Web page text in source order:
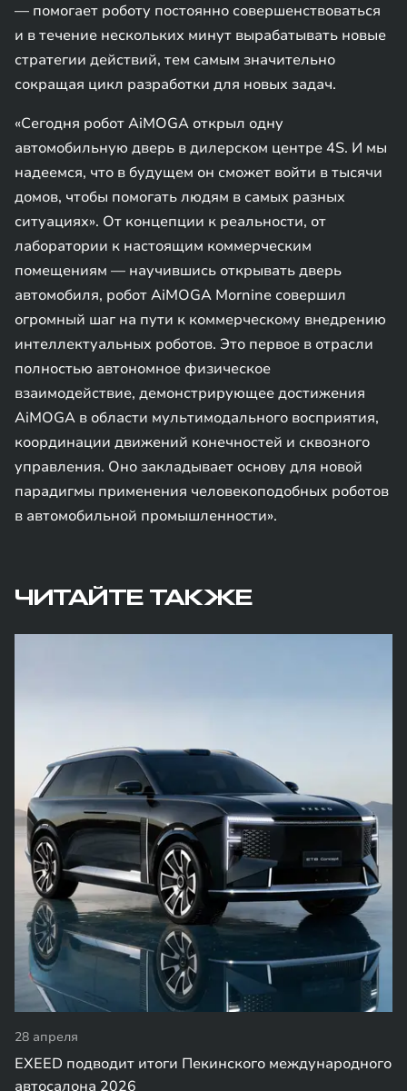
— помогает роботу постоянно совершенствоваться
и в течение нескольких минут вырабатывать новые
стратегии действий, тем самым значительно
сокращая цикл разработки для новых задач.
«Сегодня робот AiMOGA открыл одну
автомобильную дверь в дилерском центре 4S. И мы
надеемся, что в будущем он сможет войти в тысячи
домов, чтобы помогать людям в самых разных
ситуациях». От концепции к реальности, от
лаборатории к настоящим коммерческим
помещениям — научившись открывать дверь
автомобиля, робот AiMOGA Mornine совершил
огромный шаг на пути к коммерческому внедрению
интеллектуальных роботов. Это первое в отрасли
полностью автономное физическое
взаимодействие, демонстрирующее достижения
AiMOGA в области мультимодального восприятия,
координации движений конечностей и сквозного
управления. Оно закладывает основу для новой
парадигмы применения человекоподобных роботов
в автомобильной промышленности».
ЧИТАЙТЕ ТАКЖЕ
28 апреля
EXEED подводит итоги Пекинского международного
автосалона 2026